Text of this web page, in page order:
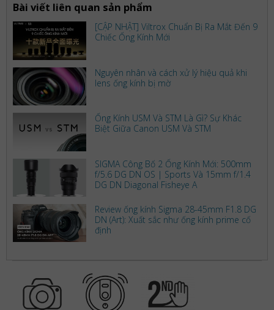
Bài viết liên quan sản phẩm
[CẬP NHẬT] Viltrox Chuẩn Bị Ra Mắt Đến 9
Chiếc Ống Kính Mới
Nguyên nhân và cách xử lý hiệu quả khi
lens ống kính bị mờ
Ống Kính USM Và STM Là Gì? Sự Khác
Biệt Giữa Canon USM Và STM
SIGMA Công Bố 2 Ống Kính Mới: 500mm
f/5.6 DG DN OS | Sports Và 15mm f/1.4
DG DN Diagonal Fisheye A
Review ống kính Sigma 28-45mm F1.8 DG
DN (Art): Xuất sắc như ống kính prime cố
định